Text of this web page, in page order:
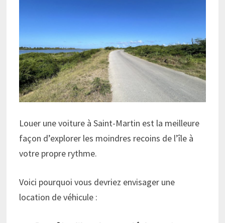
Louer une voiture à Saint-Martin est la meilleure
façon d’explorer les moindres recoins de l’île à
votre propre rythme.
Voici pourquoi vous devriez envisager une
location de véhicule :